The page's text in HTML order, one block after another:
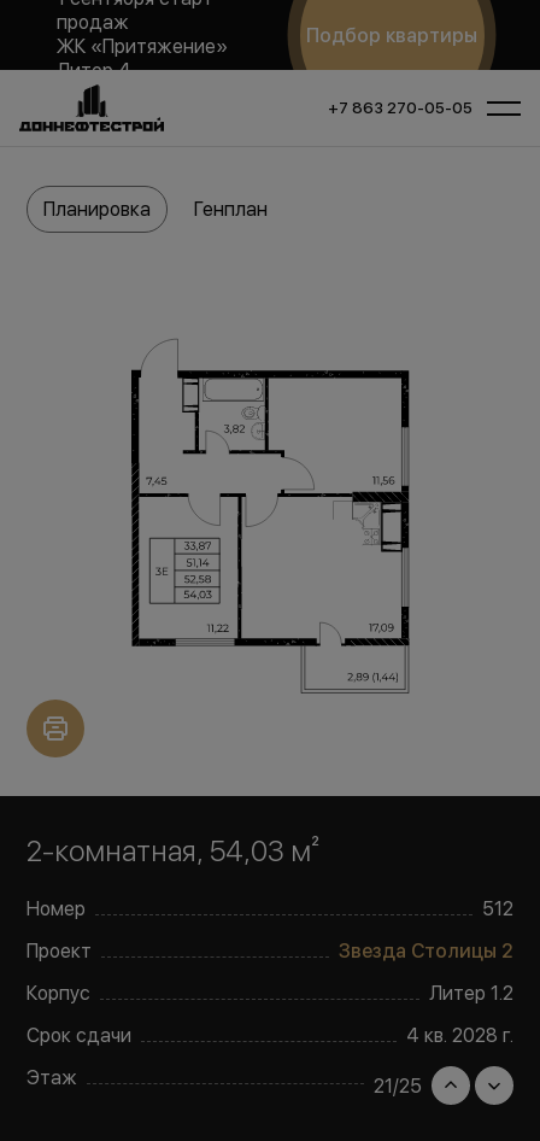
продаж
ЖК «Притяжение»
Литер 4
Подбор квартиры
+7 863 270-05-05
2-комнатная, 54,03 м²
Номер
512
Проект
Звезда Столицы 2
Корпус
Литер 1.2
Срок сдачи
4 кв. 2028 г.
Этаж
21/25
Планировка Генплан